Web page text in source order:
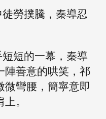
勞撲騰，秦導忍
短的一幕，秦導
陣善意的哄笑，祁
微彎腰，簡寧意即
。